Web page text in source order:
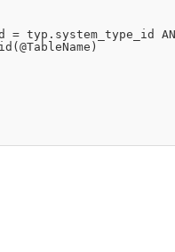
= typ.system_type_id